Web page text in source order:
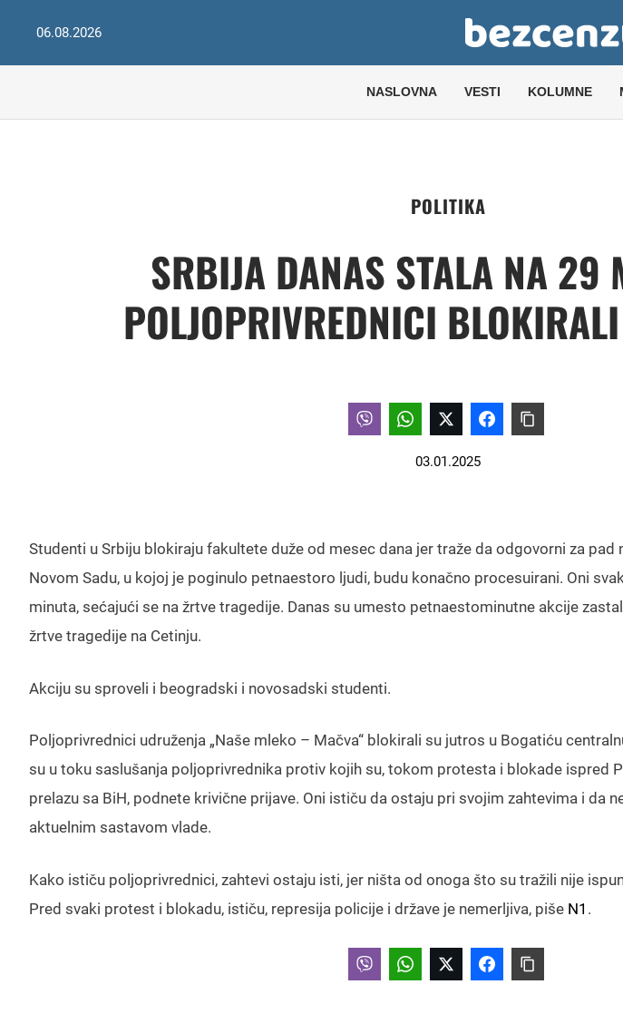
06.08.2026
NASLOVNA VESTI KOLUMNE
POLITIKA
SRBIJA DANAS STALA NA 29
POLJOPRIVREDNICI
03.01.2025
Studenti u Srbiju blokiraju fakultete duže od mesec dana jer traže da odgovorni za
Novom Sadu, u kojoj je poginulo petnaestoro ljudi, budu konačno procesuirani. Oni
minuta, sećajući se na žrtve tragedije. Danas su umesto petnaestominutne akcije
žrtve tragedije na Cetinju.
Akciju su sproveli i beogradski i novosadski studenti.
Poljoprivrednici udruženja „Naše mleko – Mačva“ blokirali su jutros u Bogatiću
su u toku saslušanja poljoprivrednika protiv kojih su, tokom protesta i blokade ispred
prelazu sa BiH, podnete krivične prijave. Oni ističu da ostaju pri svojim zahtevima i da
aktuelnim sastavom vlade.
Kako ističu poljoprivrednici, zahtevi ostaju isti, jer ništa od onoga što su tražili nije
Pred svaki protest i blokadu, ističu, represija policije i države je nemerljiva, piše N1 .